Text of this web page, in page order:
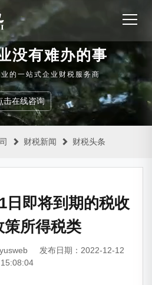
没有难办的事
的一站式企业财税服务商
击在线咨询
财税新闻 财税头条
日即将到期的税收
策所得税类
发布日期：2022-12-12
15:08:04